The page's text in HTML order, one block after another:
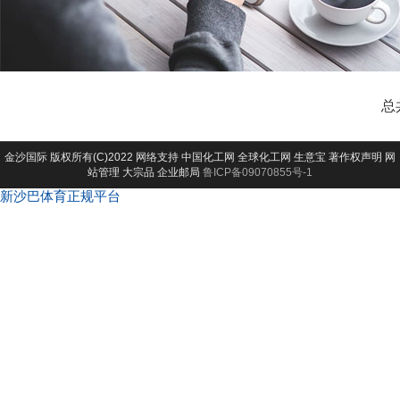
总
金沙国际 版权所有(C)2022 网络支持 中国化工网 全球化工网 生意宝 著作权声明 网
站管理 大宗品 企业邮局 鲁ICP备09070855号-1
新沙巴体育正规平台